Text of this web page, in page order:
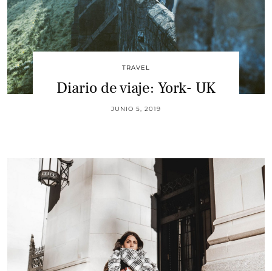
TRAVEL
Diario de viaje: York- UK
JUNIO 5, 2019